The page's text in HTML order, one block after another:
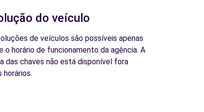
do veículo
de veículos são possíveis apenas
o horário de funcionamento da agência. A
das chaves não está disponível fora
horários.